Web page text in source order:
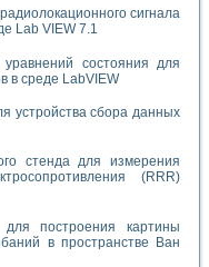
сигнала
Lab VIEW 7.1
состояния для
в среде LabVIEW
устройства сбора данных
стенда для измерения
(RRR)
построения картины
в пространстве Ван